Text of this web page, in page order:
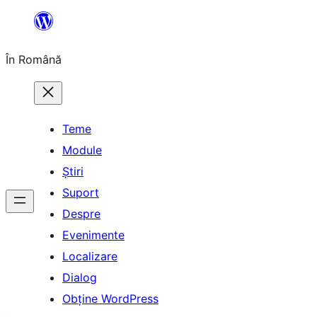
conținut
În Română
Teme
Module
Știri
Suport
Despre
Evenimente
Localizare
Dialog
Obține WordPress